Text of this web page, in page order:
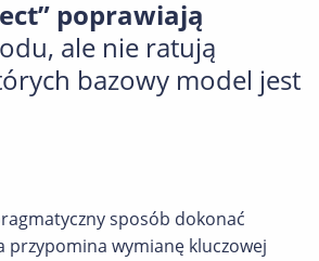
poprawiają
ale nie ratują
bazowy model jest
sposób dokonać
przypomina wymianę kluczowej